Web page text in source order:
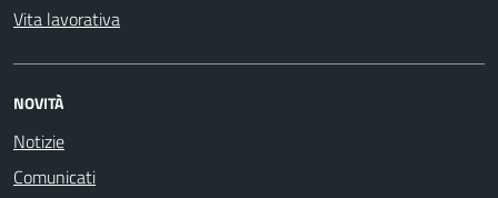
Vita lavorativa
NOVITÀ
Notizie
Comunicati